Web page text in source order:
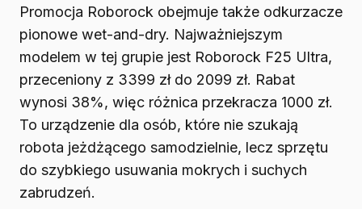
Promocja Roborock obejmuje także odkurzacze
pionowe wet-and-dry. Najważniejszym
modelem w tej grupie jest Roborock F25 Ultra,
przeceniony z 3399 zł do 2099 zł. Rabat
wynosi 38%, więc różnica przekracza 1000 zł.
To urządzenie dla osób, które nie szukają
robota jeżdżącego samodzielnie, lecz sprzętu
do szybkiego usuwania mokrych i suchych
zabrudzeń.